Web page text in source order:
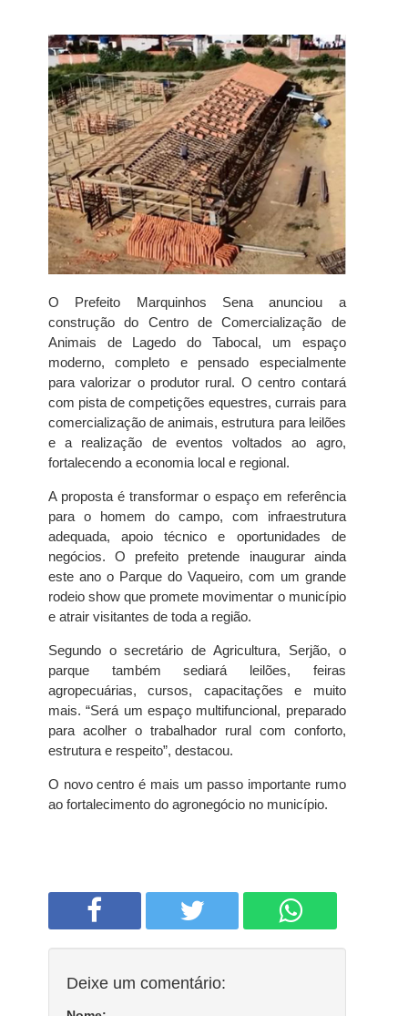
O Prefeito Marquinhos Sena anunciou a
construção do Centro de Comercialização de
Animais de Lagedo do Tabocal, um espaço
moderno, completo e pensado especialmente
para valorizar o produtor rural. O centro contará
com pista de competições equestres, currais para
comercialização de animais, estrutura para leilões
e a realização de eventos voltados ao agro,
fortalecendo a economia local e regional.
A proposta é transformar o espaço em referência
para o homem do campo, com infraestrutura
adequada, apoio técnico e oportunidades de
negócios. O prefeito pretende inaugurar ainda
este ano o Parque do Vaqueiro, com um grande
rodeio show que promete movimentar o município
e atrair visitantes de toda a região.
Segundo o secretário de Agricultura, Serjão, o
parque também sediará leilões, feiras
agropecuárias, cursos, capacitações e muito
mais. “Será um espaço multifuncional, preparado
para acolher o trabalhador rural com conforto,
estrutura e respeito”, destacou.
O novo centro é mais um passo importante rumo
ao fortalecimento do agronegócio no município.
Deixe um comentário: